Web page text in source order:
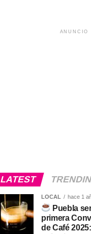
ANUNCIO
LATEST
LOCAL hace 1
Puebla
primera
de Café